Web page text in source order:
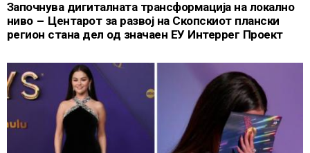
Започнува дигиталната трансформација на локално
ниво – Центарот за развој на Скопскиот плански
регион стана дел од значаен ЕУ Интеррег Проект